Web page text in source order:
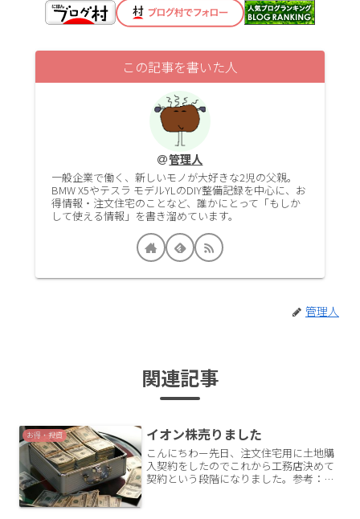
この記事を書いた人
管理人
一般企業で働く、新しいモノが大好きな2児の父親。
BMW X5やテスラ モデルYLのDIY整備記録を中心に、お
得情報・注文住宅のことなど、誰かにとって「もしか
して使える情報」を書き溜めています。
管理人
関連記事
お得・投資 イオン株売りました
こんにちわー先日、注文住宅用に土地購
入契約をしたのでこれから工務店決めて
契約という段階になりました。参考：土